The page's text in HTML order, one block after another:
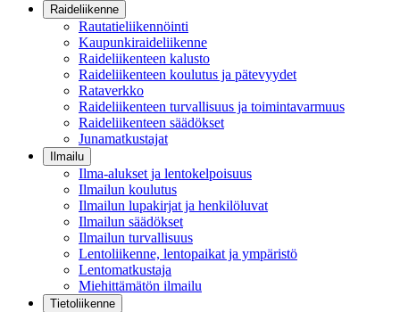
Raideliikenne
Rautatieliikennöinti
Kaupunkiraideliikenne
Raideliikenteen kalusto
Raideliikenteen koulutus ja pätevyydet
Rataverkko
Raideliikenteen turvallisuus ja toimintavarmuus
Raideliikenteen säädökset
Junamatkustajat
Ilmailu
Ilma-alukset ja lentokelpoisuus
Ilmailun koulutus
Ilmailun lupakirjat ja henkilöluvat
Ilmailun säädökset
Ilmailun turvallisuus
Lentoliikenne, lentopaikat ja ympäristö
Lentomatkustaja
Miehittämätön ilmailu
Tietoliikenne